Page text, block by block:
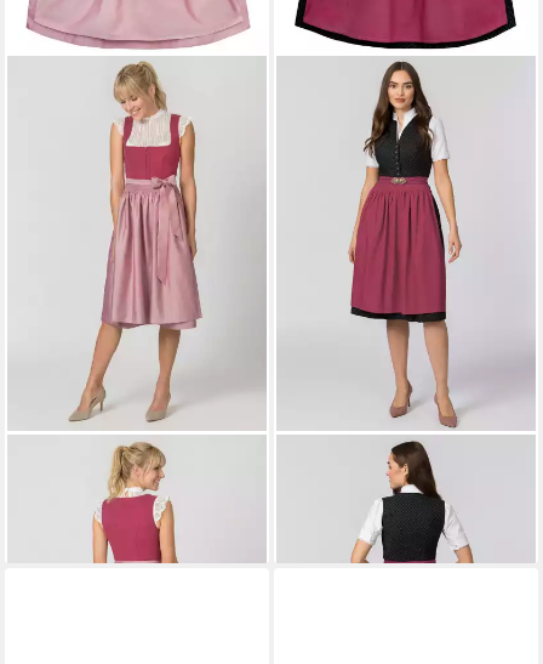
STOCKERPOINTDirndl Marcy
ab 179,90 €
STOCKERPOINT Dirndl Luana
ab 149,90 €